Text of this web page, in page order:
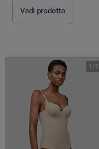
Vedi prodotto
1 / 5